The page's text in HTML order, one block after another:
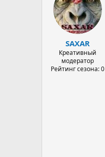
SAXAR
Креативный
модератор
Рейтинг сезона: 0